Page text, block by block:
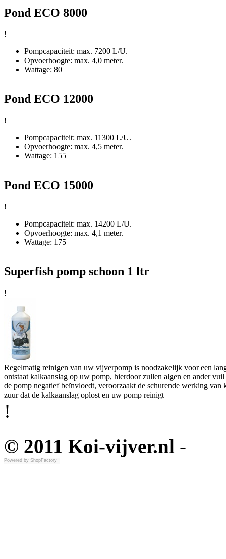
Pond ECO 8000
!
Pompcapaciteit: max. 7200 L/U.
Opvoerhoogte: max. 4,0 meter.
Wattage: 80
Pond ECO 12000
!
Pompcapaciteit: max. 11300 L/U.
Opvoerhoogte: max. 4,5 meter.
Wattage: 155
Pond ECO 15000
!
Pompcapaciteit: max. 14200 L/U.
Opvoerhoogte: max. 4,1 meter.
Wattage: 175
Superfish pomp schoon 1 ltr
!
Regelmatig reinigen van uw vijverpomp is noodzakelijk voor een
ontstaat kalkaanslag op uw pomp, hierdoor zullen algen en ander
de pomp negatief beïnvloedt, veroorzaakt de schurende werking
zuur dat de kalkaanslag oplost en uw pomp reinigt
!
© 2011 Koi-vijver.nl -
Powered by ShopFactory